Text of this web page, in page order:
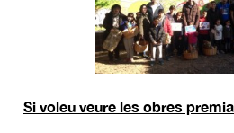
Si voleu veure les obres